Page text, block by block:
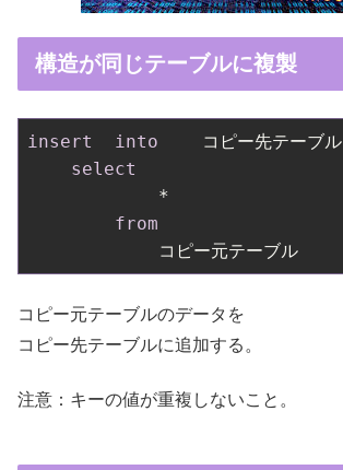
構造が同じテーブルに複製
insert into
    コピー先テーブル
select
            *
from
コピー元テーブルのデータを
コピー先テーブルに追加する。
注意：キーの値が重複しないこと。